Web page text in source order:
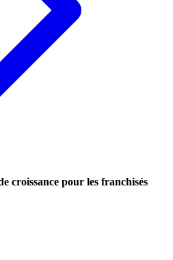
croissance pour les franchisés